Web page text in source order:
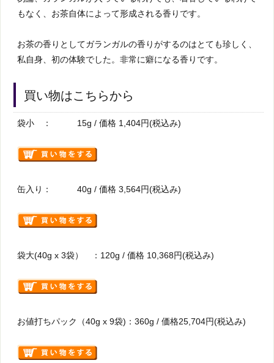
もなく、お茶自体によって形成される香りです。
お茶の香りとしてガランガルの香りがするのはとても珍しく、
私自身、初の体験でした。非常に癖になる香りです。
買い物はこちらから
袋小 ： 15g / 価格 1,404円(税込み)
缶入り： 40g / 価格 3,564円(税込み)
袋大(40g x 3袋） ：120g / 価格 10,368円(税込み)
お値打ちパック（40g x 9袋)：360g / 価格25,704円(税込み)